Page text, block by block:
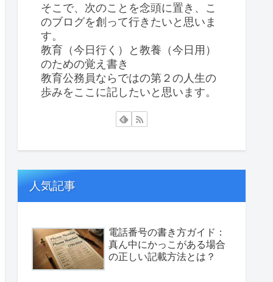
そこで、次のことを念頭に置き、こ
のブログを創って行きたいと思いま
す。
教育（今日行く）と教養（今日用）
のための覚え書き
教育公務員ならではの第２の人生の
歩みをここに記したいと思います。
人気記事
電話番号の書き方ガイド：
真ん中にかっこがある場合
の正しい記載方法とは？